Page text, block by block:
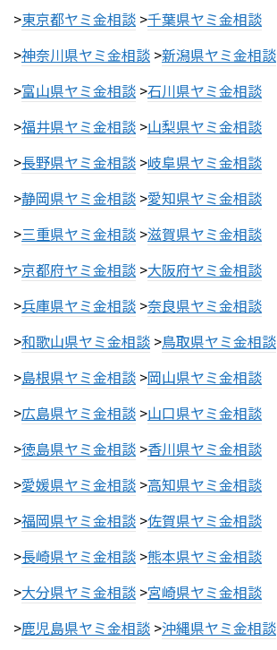
>東京都ヤミ金相談 >千葉県ヤミ金相談
>神奈川県ヤミ金相談 >新潟県ヤミ金相談
>富山県ヤミ金相談 >石川県ヤミ金相談
>福井県ヤミ金相談 >山梨県ヤミ金相談
>長野県ヤミ金相談 >岐阜県ヤミ金相談
>静岡県ヤミ金相談 >愛知県ヤミ金相談
>三重県ヤミ金相談 >滋賀県ヤミ金相談
>京都府ヤミ金相談 >大阪府ヤミ金相談
>兵庫県ヤミ金相談 >奈良県ヤミ金相談
>和歌山県ヤミ金相談 >鳥取県ヤミ金相談
>島根県ヤミ金相談 >岡山県ヤミ金相談
>広島県ヤミ金相談 >山口県ヤミ金相談
>徳島県ヤミ金相談 >香川県ヤミ金相談
>愛媛県ヤミ金相談 >高知県ヤミ金相談
>福岡県ヤミ金相談 >佐賀県ヤミ金相談
>長崎県ヤミ金相談 >熊本県ヤミ金相談
>大分県ヤミ金相談 >宮崎県ヤミ金相談
>鹿児島県ヤミ金相談 >沖縄県ヤミ金相談